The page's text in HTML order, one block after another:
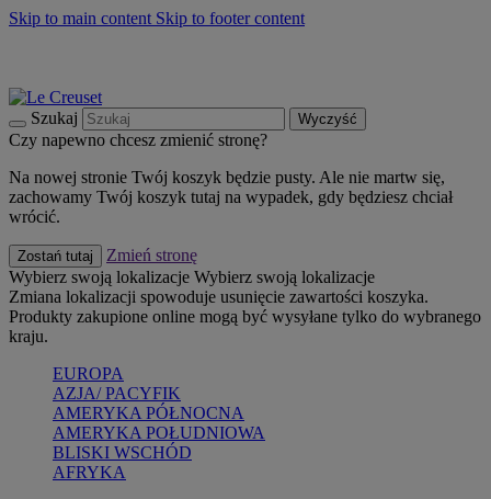
Skip to main content Skip to footer content
Szukaj Wyczyść
Czy napewno chcesz zmienić stronę?
Na nowej stronie Twój koszyk będzie pusty. Ale nie martw się,
zachowamy Twój koszyk tutaj na wypadek, gdy będziesz chciał
wrócić.
Zostań tutaj
Zmień stronę
Wybierz swoją lokalizacje Wybierz swoją lokalizacje
Zmiana lokalizacji spowoduje usunięcie zawartości koszyka.
Produkty zakupione online mogą być wysyłane tylko do wybranego
kraju.
EUROPA
AZJA/ PACYFIK
AMERYKA PÓŁNOCNA
AMERYKA POŁUDNIOWA
BLISKI WSCHÓD
AFRYKA